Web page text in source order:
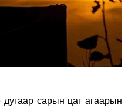
дугаар сарын цаг агаарын